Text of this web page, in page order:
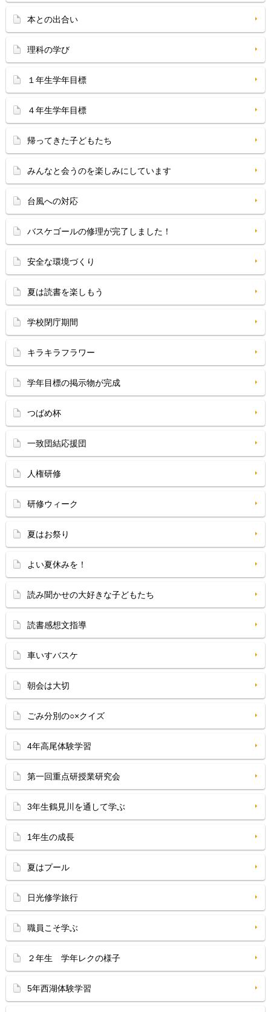
本との出合い
理科の学び
１年生学年目標
４年生学年目標
帰ってきた子どもたち
みんなと会うのを楽しみにしています
台風への対応
バスケゴールの修理が完了しました！
安全な環境づくり
夏は読書を楽しもう
学校閉庁期間
キラキラフラワー
学年目標の掲示物が完成
つばめ杯
一致団結応援団
人権研修
研修ウィーク
夏はお祭り
よい夏休みを！
読み聞かせの大好きな子どもたち
読書感想文指導
車いすバスケ
朝会は大切
ごみ分別の○×クイズ
4年高尾体験学習
第一回重点研授業研究会
3年生鶴見川を通して学ぶ
1年生の成長
夏はプール
日光修学旅行
職員こそ学ぶ
２年生 学年レクの様子
5年西湖体験学習